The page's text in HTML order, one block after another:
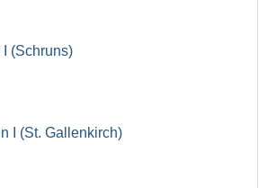
(Schruns)
I (St. Gallenkirch)